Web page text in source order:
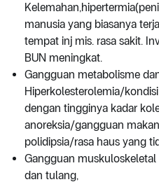
manusia yang biasanya
tempat inj mis. rasa sakit.
BUN meningkat.
Gangguan metabolisme
Hiperkolesterolemia/
dengan tingginya kadar
anoreksia/gangguan
polidipsia/rasa haus yang
Gangguan
dan tulang,